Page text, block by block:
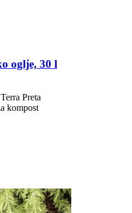
oglje, 30 l
Preta
kompost